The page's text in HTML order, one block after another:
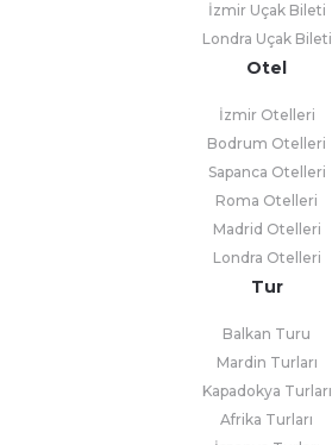
İzmir Uçak Bileti
Londra Uçak Bileti
Otel
İzmir Otelleri
Bodrum Otelleri
Sapanca Otelleri
Roma Otelleri
Madrid Otelleri
Londra Otelleri
Tur
Balkan Turu
Mardin Turları
Kapadokya Turları
Afrika Turları